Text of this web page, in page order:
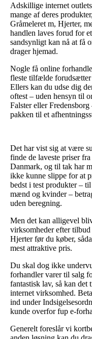
Adskillige internet
mange af deres
Gråmeleret m, Hjerter,
handlen laves forud for
sandsynligt kan nå at få
drager hjemad.
Nogle få online
fleste tilfælde
Ellers kan du udse dig
oftest – uden hensyn til
Falster eller
pakken til et
Det har vist sig at være
finde de laveste priser
Danmark, og til tak har
ikke kunne slippe for at
bedst i test produkter –
mænd og kvinder –
uden beregning.
Men det kan alligevel
virksomheder efter
Hjerter før du køber,
mest attraktive pris.
Du skal dog ikke
forhandler varer til salg
fantastisk lav, så kan
internet virksomhed.
ind under
kunde overfor fup e-
Generelt foreslår vi